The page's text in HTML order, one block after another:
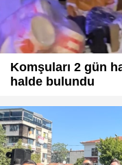
Komşuları 2 gün
halde bulundu